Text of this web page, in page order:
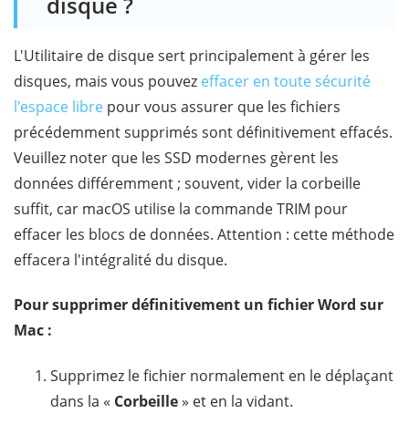
L'Utilitaire de disque sert principalement à gérer les
disques, mais vous pouvez effacer en toute sécurité
l'espace libre pour vous assurer que les fichiers
précédemment supprimés sont définitivement effacés.
Veuillez noter que les SSD modernes gèrent les
données différemment ; souvent, vider la corbeille
suffit, car macOS utilise la commande TRIM pour
effacer les blocs de données. Attention : cette méthode
effacera l'intégralité du disque.
Pour supprimer définitivement un fichier Word sur
Mac :
Supprimez le fichier normalement en le déplaçant
dans la « Corbeille» et en la vidant.